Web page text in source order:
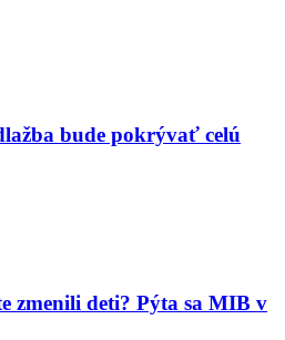
bude pokrývať celú
zmenili deti? Pýta sa MIB v